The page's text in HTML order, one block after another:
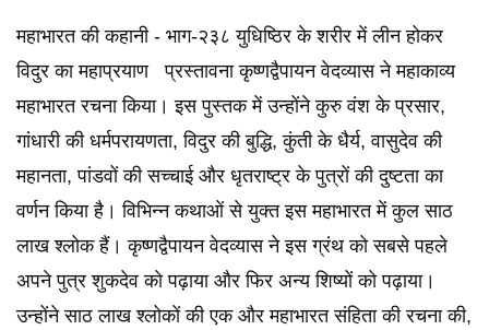
महाभारत की कहानी - भाग-२३८ युधिष्ठिर के शरीर में लीन होकर
विदुर का महाप्रयाण प्रस्तावना कृष्णद्वैपायन वेदव्यास ने महाकाव्य
महाभारत रचना किया। इस पुस्तक में उन्होंने कुरु वंश के प्रसार,
गांधारी की धर्मपरायणता, विदुर की बुद्धि, कुंती के धैर्य, वासुदेव की
महानता, पांडवों की सच्चाई और धृतराष्ट्र के पुत्रों की दुष्टता का
वर्णन किया है। विभिन्न कथाओं से युक्त इस महाभारत में कुल साठ
लाख श्लोक हैं। कृष्णद्वैपायन वेदव्यास ने इस ग्रंथ को सबसे पहले
अपने पुत्र शुकदेव को पढ़ाया और फिर अन्य शिष्यों को पढ़ाया।
उन्होंने साठ लाख श्लोकों की एक और महाभारत संहिता की रचना की,